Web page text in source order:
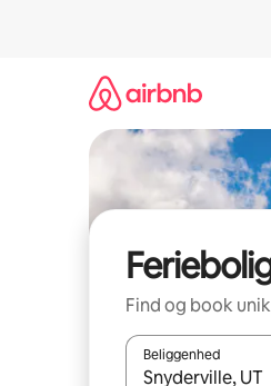
Find og book
Beliggenhed
Når resultaterne